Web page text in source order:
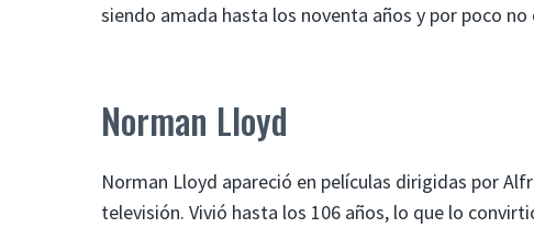
siendo amada hasta los noventa años y por poco no
Norman Lloyd
Norman Lloyd apareció en películas dirigidas por
televisión. Vivió hasta los 106 años, lo que lo